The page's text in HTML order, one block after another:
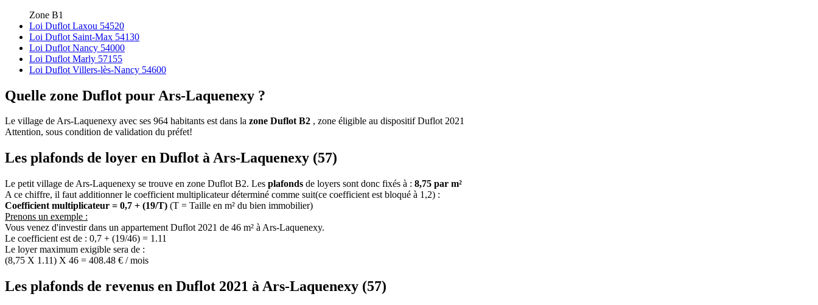
Zone B1
Loi Duflot Laxou 54520
Loi Duflot Saint-Max 54130
Loi Duflot Nancy 54000
Loi Duflot Marly 57155
Loi Duflot Villers-lès-Nancy 54600
Quelle zone Duflot pour Ars-Laquenexy ?
Le village de Ars-Laquenexy avec ses 964 habitants est dans la zone Duflot B2 , zone éligible au dispositif Duflot 2021
Attention, sous condition de validation du préfet!
Les plafonds de loyer en Duflot à Ars-Laquenexy (57)
Le petit village de Ars-Laquenexy se trouve en zone Duflot B2. Les plafonds de loyers sont donc fixés à : 8,75 par m²
A ce chiffre, il faut additionner le coefficient multiplicateur déterminé comme suit(ce coefficient est bloqué à 1,2) :
Coefficient multiplicateur = 0,7 + (19/T) (T = Taille en m² du bien immobilier)
Prenons un exemple :
Vous venez d'investir dans un appartement Duflot 2021 de 46 m² à Ars-Laquenexy.
Le coefficient est de : 0,7 + (19/46) = 1.11
Le loyer maximum exigible sera de :
(8,75 X 1.11) X 46 = 408.48 € / mois
Les plafonds de revenus en Duflot 2021 à Ars-Laquenexy (57)